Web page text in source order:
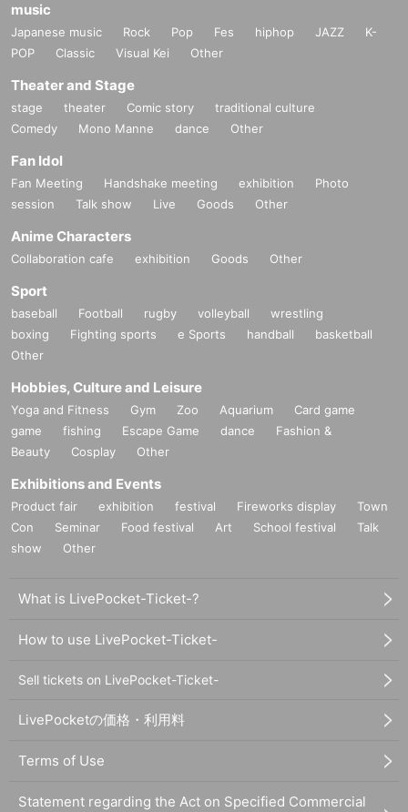
music
Japanese music Rock Pop Fes hiphop JAZZ
K-
POP
Classic Visual Kei Other
Theater and Stage
stage theater Comic story
traditional culture
Comedy
Mono Manne dance Other
Fan Idol
Fan Meeting Handshake meeting exhibition
Photo
session
Talk show Live Goods Other
Anime Characters
Collaboration cafe exhibition Goods Other
Sport
baseball Football rugby volleyball
wrestling
boxing
Fighting sports e Sports handball
basketball
Other
Hobbies, Culture and Leisure
Yoga and Fitness Gym Zoo Aquarium
Card game
game
fishing Escape Game dance
Fashion &
Beauty
Cosplay Other
Exhibitions and Events
Product fair exhibition festival Fireworks display
Town
Con
Seminar Food festival Art School festival
Talk
show
Other
What is LivePocket-Ticket-?
How to use LivePocket-Ticket-
Sell tickets on LivePocket-Ticket-
LivePocketの価格・利用料
Terms of Use
Statement regarding the Act on Specified Commercial